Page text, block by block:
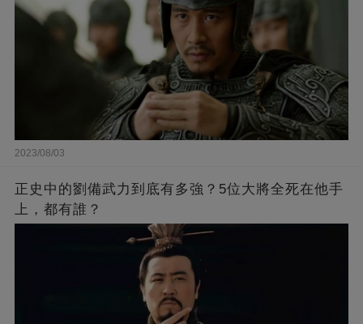
2023/08/03
正史中的劉備武力到底有多強？5位大將全死在他手
上，都有誰？